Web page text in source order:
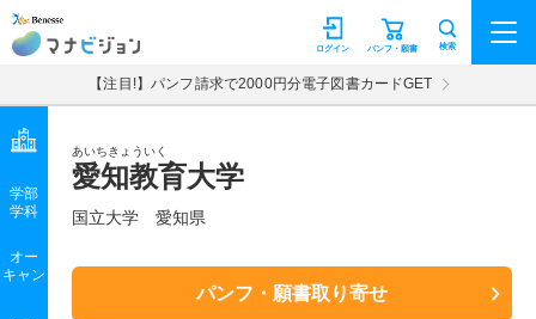
マナビジョン パンフ・願書
ログイン 検索
【注目!】パンフ請求で2000円分電子図書カードGET
あいちきょういく
愛知教育大学
国立大学 愛知県
パンフ・願書取り寄せ
学部
学科
オー
キャン